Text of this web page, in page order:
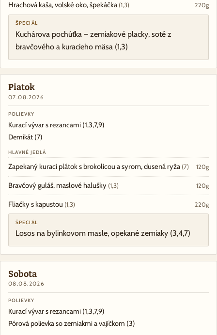
Hrachová kaša, volské oko, špekáčka (1,3) 220g
ŠPECIÁL
Kuchárova pochúťka – zemiakové placky, soté z
bravčového a kuracieho mäsa (1,3)
Piatok
07.08.2026
POLIEVKY
Kurací vývar s rezancami (1,3,7,9)
Demikát (7)
HLAVNÉ JEDLÁ
Zapekaný kurací plátok s brokolicou a syrom, dusená ryža (7) 120g
Bravčový guláš, maslové halušky (1,3) 120g
Fliačky s kapustou (1,3) 220g
ŠPECIÁL
Losos na bylinkovom masle, opekané zemiaky (3,4,7)
Sobota
08.08.2026
POLIEVKY
Kurací vývar s rezancami (1,3,7,9)
Pórová polievka so zemiakmi a vajíčkom (3)